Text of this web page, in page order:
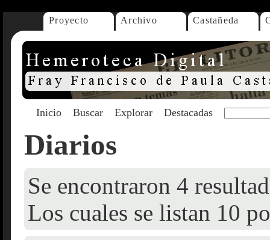
Proyecto Archivo Castañeda
Inicio Buscar Explorar Destacadas
Diarios
Se encontraron 4
Los cuales se listan 10